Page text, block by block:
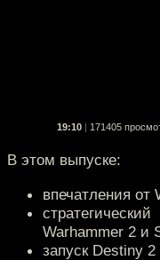
19:10 171405
В этом выпуске:
впечатления от
Warhammer 2 и
запуск Destiny